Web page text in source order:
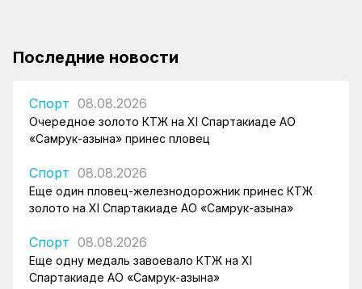
Последние новости
Спорт 08.08.2026
Очередное золото КТЖ на XI Спартакиаде АО
«Самрук-Қазына» принес пловец
Спорт 08.08.2026
Еще один пловец-железнодорожник принес КТЖ
золото на XI Спартакиаде АО «Самрук-Қазына»
Спорт 08.08.2026
Еще одну медаль завоевало КТЖ на XI
Спартакиаде АО «Самрук-Қазына»